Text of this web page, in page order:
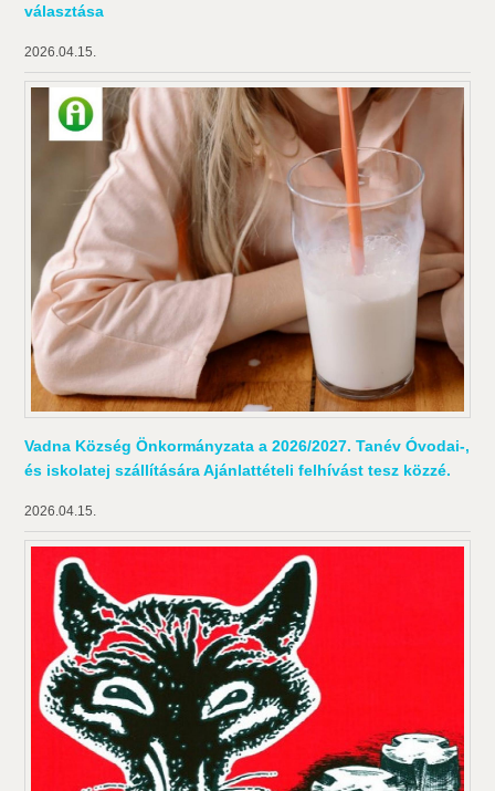
választása
2026.04.15.
Vadna Község Önkormányzata a 2026/2027. Tanév Óvodai-,
és iskolatej szállítására Ajánlattételi felhívást tesz közzé.
2026.04.15.